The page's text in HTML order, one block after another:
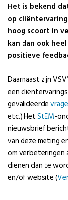
Het is bekend
op
hoog scoort in
kan dan ook
positieve
Daarnaast zijn
een
gevalideerde
etc.).HetStEM-
nieuwsbrief
van deze meting
om verbeteringen
dienen dan te
en/of website (